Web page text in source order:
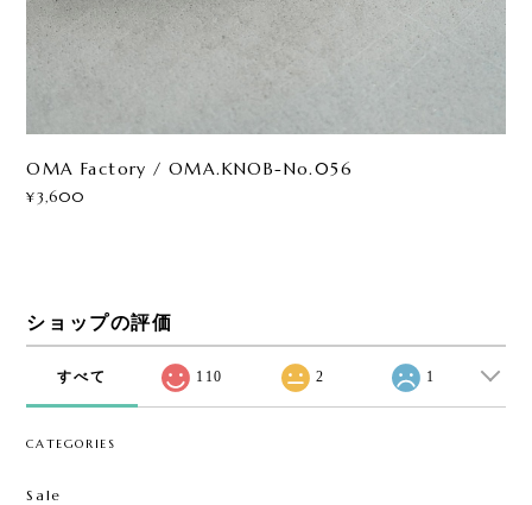
OMA Factory / OMA.KNOB-No.056
¥3,600
ショップの評価
すべて 110 2 1
CATEGORIES
Sale